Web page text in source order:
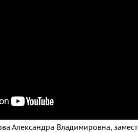
Александра Владимировна,